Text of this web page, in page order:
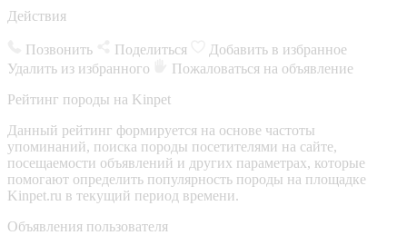
Действия
Позвонить Поделиться
Добавить в избранное
Удалить из избранного
Пожаловаться на объявление
Рейтинг породы на Kinpet
Данный рейтинг формируется на основе частоты
упоминаний, поиска породы посетителями на сайте,
посещаемости объявлений и других параметрах, которые
помогают определить популярность породы на площадке
Kinpet.ru в текущий период времени.
Объявления пользователя